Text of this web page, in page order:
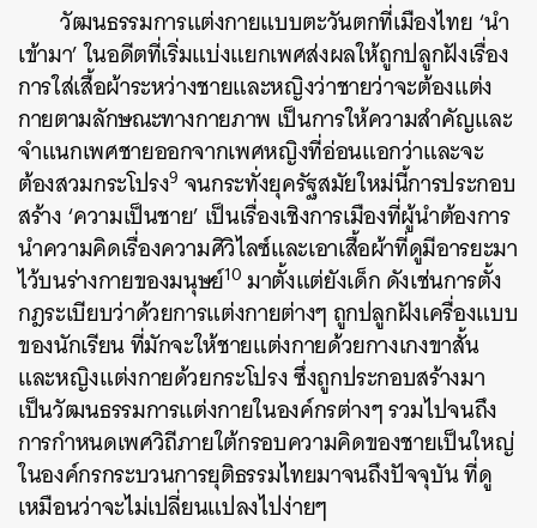
วัฒนธรรมการแต่งกายแบบตะวันตกที่เมืองไทย ‘นำ
เข้ามา’ ในอดีตที่เริ่มแบ่งแยกเพศส่งผลให้ถูกปลูกฝังเรื่อง
การใส่เสื้อผ้าระหว่างชายและหญิงว่าชายว่าจะต้องแต่ง
กายตามลักษณะทางกายภาพ เป็นการให้ความสำคัญและ
จำแนกเพศชายออกจากเพศหญิงที่อ่อนแอกว่าและจะ
ต้องสวมกระโปรง9 จนกระทั่งยุครัฐสมัยใหม่นี้การประกอบ
สร้าง ‘ความเป็นชาย’ เป็นเรื่องเชิงการเมืองที่ผู้นำต้องการ
นำความคิดเรื่องความศิวิไลซ์และเอาเสื้อผ้าที่ดูมีอารยะมา
ไว้บนร่างกายของมนุษย์10 มาตั้งแต่ยังเด็ก ดังเช่นการตั้ง
กฎระเบียบว่าด้วยการแต่งกายต่างๆ ถูกปลูกฝังเครื่องแบบ
ของนักเรียน ที่มักจะให้ชายแต่งกายด้วยกางเกงขาสั้น
และหญิงแต่งกายด้วยกระโปรง ซึ่งถูกประกอบสร้างมา
เป็นวัฒนธรรมการแต่งกายในองค์กรต่างๆ รวมไปจนถึง
การกำหนดเพศวิถีภายใต้กรอบความคิดของชายเป็นใหญ่
ในองค์กรกระบวนการยุติธรรมไทยมาจนถึงปัจจุบัน ที่ดู
เหมือนว่าจะไม่เปลี่ยนแปลงไปง่ายๆ